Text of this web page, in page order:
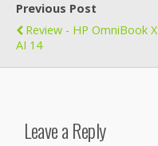
Previous Post
Review - HP OmniBook X
AI 14
Leave a Reply